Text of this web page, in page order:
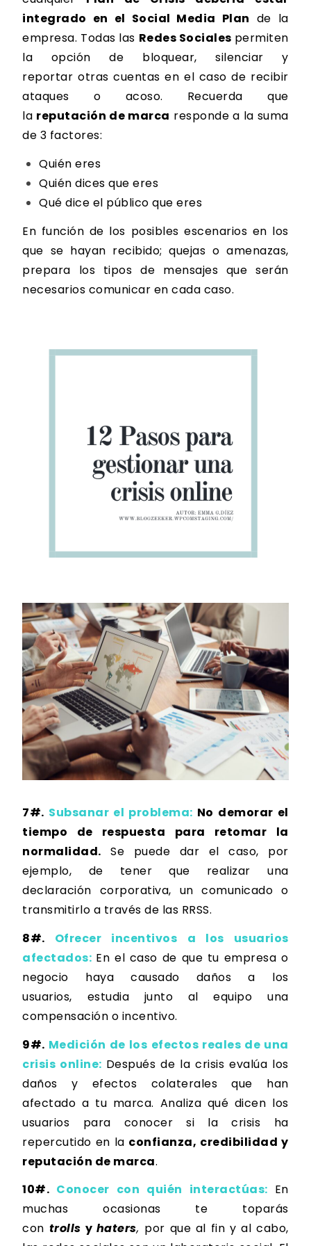
integrado en el Social Media Plan de la
empresa. Todas las Redes Sociales permiten
la opción de bloquear, silenciar y
reportar otras cuentas en el caso de recibir
ataques o acoso. Recuerda que
la reputación de marca responde a la suma
de 3 factores:
Quién eres
Quién dices que eres
Qué dice el público que eres
En función de los posibles escenarios en los
que se hayan recibido; quejas o amenazas,
prepara los tipos de mensajes que serán
necesarios comunicar en cada caso.
7#. Subsanar el problema: No demorar el
tiempo de respuesta para retomar la
normalidad. Se puede dar el caso, por
ejemplo, de tener que realizar una
declaración corporativa, un comunicado o
transmitirlo a través de las RRSS.
8#. Ofrecer incentivos a los usuarios
afectados: En el caso de que tu empresa o
negocio haya causado daños a los
usuarios, estudia junto al equipo una
compensación o incentivo.
9#. Medición de los efectos reales de una
crisis online: Después de la crisisevalúa los
daños y efectos colaterales que han
afectado a tu marca. Analiza qué dicen los
usuarios para conocer si la crisis ha
repercutido en la confianza, credibilidad y
reputación de marca.
10#. Conocer con quién interactúas: En
muchas ocasionas te toparás
con trolls y haters, por que al fin y al cabo,